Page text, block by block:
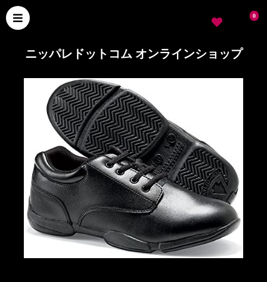
0
ニッパレドットコム オンラインショップ